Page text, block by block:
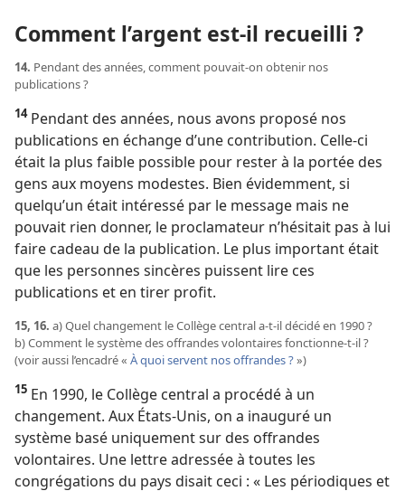
Comment l’argent est-​il recueilli ?
14. Pendant des années, comment pouvait-​on obtenir nos
publications ?
14Pendant des années, nous avons proposé nos
publications en échange d’une contribution. Celle-ci
était la plus faible possible pour rester à la portée des
gens aux moyens modestes. Bien évidemment, si
quelqu’un était intéressé par le message mais ne
pouvait rien donner, le proclamateur n’hésitait pas à lui
faire cadeau de la publication. Le plus important était
que les personnes sincères puissent lire ces
publications et en tirer profit.
15, 16. a) Quel changement le Collège central a-​t-​il décidé en 1990 ?
b) Comment le système des offrandes volontaires fonctionne-​t-​il ?
(voir aussi l’encadré « À quoi servent nos offrandes ?»)
15 En 1990, le Collège central a procédé à un
changement. Aux États-Unis, on a inauguré un
système basé uniquement sur des offrandes
volontaires. Une lettre adressée à toutes les
congrégations du pays disait ceci : « Les périodiques et